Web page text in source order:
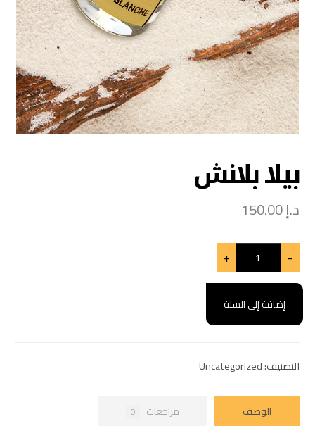
بيلا بلانش
د.إ150.00
-
+
إضافة إلى السلة
التصنيف:Uncategorized
الوصف مراجعات 0